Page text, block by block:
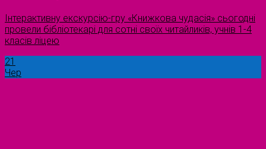
Інтерактивну екскурсію-гру «Книжкова чудасія» сьогодні
провели бібліотекарі для сотні своїх читайликів, учнів 1-4
класів ліцею
21
Чер